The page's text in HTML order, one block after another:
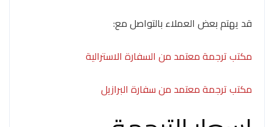
قد يهتم بعض العملاء بالتواصل مع:
مكتب ترجمة معتمد من السفارة الاسترالية
مكتب ترجمة معتمد من سفارة البرازيل